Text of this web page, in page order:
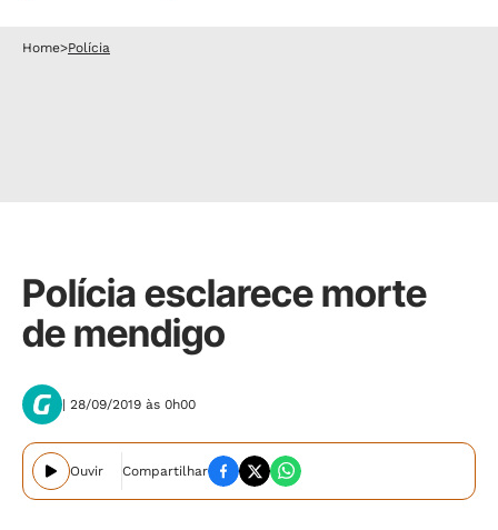
Home>Polícia
Polícia esclarece morte
de mendigo
| 28/09/2019 às 0h00
Ouvir Compartilhar